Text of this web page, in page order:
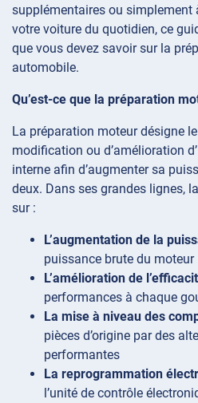
supplémentaires ou simplement
votre voiture du quotidien, ce
que vous devez savoir sur la
automobile.
Qu’est-ce que la préparation
La préparation moteur désigne
modification ou d’amélioration
interne afin d’augmenter sa
deux. Dans ses grandes lignes,
sur :
L’augmentation de la
puissance brute du moteur
L’amélioration de
performances à chaque
La mise à niveau des
pièces d’origine par des
performantes
La reprogrammation
l’unité de contrôle